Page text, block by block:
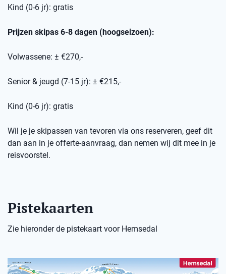
Kind (0-6 jr): gratis
Prijzen skipas 6-8 dagen (hoogseizoen):
Volwassene: ± €270,-
Senior & jeugd (7-15 jr): ± €215,-
Kind (0-6 jr): gratis
Wil je je skipassen van tevoren via ons reserveren, geef dit
dan aan in je offerte-aanvraag, dan nemen wij dit mee in je
reisvoorstel.
Pistekaarten
Zie hieronder de pistekaart voor Hemsedal